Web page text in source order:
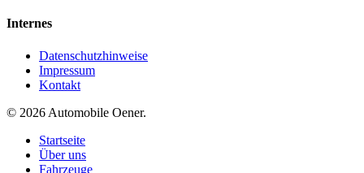
Internes
Datenschutzhinweise
Impressum
Kontakt
© 2026 Automobile Oener.
Startseite
Über uns
Fahrzeuge